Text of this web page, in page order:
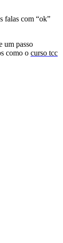
falas com “ok”
um passo
como o curso tcc